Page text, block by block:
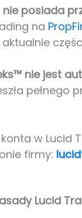
nie posiada
na
aktualnie
nie jest
pełnego
w
firmy:
Lucid